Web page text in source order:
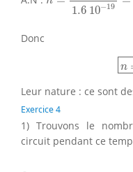
1.6 10−19
Donc
n
n=
Leur nature : ce sont
Exercice 4
1) Trouvons le
circuit pendant ce